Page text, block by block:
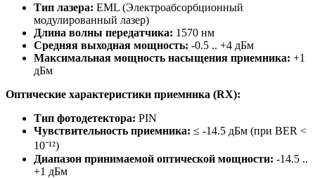
Тип лазера: EML (Электроабсорбционный
модулированный лазер)
Длина волны передатчика: 1570 нм
Средняя выходная мощность: -0.5 .. +4 дБм
Максимальная мощность насыщения приемника: +1
дБм
Оптические характеристики приемника (RX):
Тип фотодетектора: PIN
Чувствительность приемника: ≤ -14.5 дБм (при BER <
10⁻¹²)
Диапазон принимаемой оптической мощности: -14.5 ..
+1 дБм